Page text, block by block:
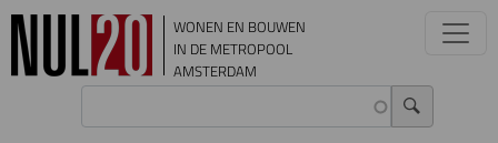
Overslaan en naar de inhoud gaan
WONEN EN BOUWEN
IN DE METROPOOL
AMSTERDAM